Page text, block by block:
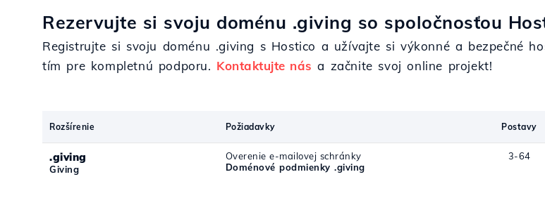
Rezervujte si svoju doménu .giving so spoločnosťou
Registrujte si svoju doménu .giving s Hostico a užívajte si výkonné a bezpečné
tím pre kompletnú podporu. Kontaktujte nás a začnite svoj online projekt!
Rozšírenie Požiadavky Postavy
.giving
Giving
Overenie e-mailovej schránky
Doménové podmienky .giving
3-64